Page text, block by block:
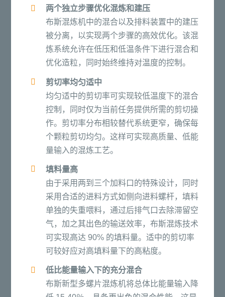
两个独立步骤优化混炼和建压
布斯混炼机中的混合以及排料装置中的建压
被分离，以实现两个步骤的高效优化。该混
炼系统允许在低压和低温条件下进行混合和
优化造粒，同时始终维持对温度的控制。
剪切率均匀适中
均匀适中的剪切率可实现较低温度下的混合
控制，同时仅为当前任务提供所需的剪切操
作。剪切率分布相较替代系统更窄，确保每
个颗粒剪切均匀。这样可实现高质量、低能
量输入的混炼工艺。
填料量高
由于采用两到三个加料口的特殊设计，同时
采用合适的进料方式如侧向进料螺杆，填料
单独的失重喂料，通过后排气口去除滞留空
气，加之其出色的输送效率，布斯混炼技术
可实现高达 90% 的填料量。适中的剪切率
可较好应对高填料量下的高粘度。
低比能量输入下的充分混合
布斯新型多螺片混炼机将总体比能量输入降